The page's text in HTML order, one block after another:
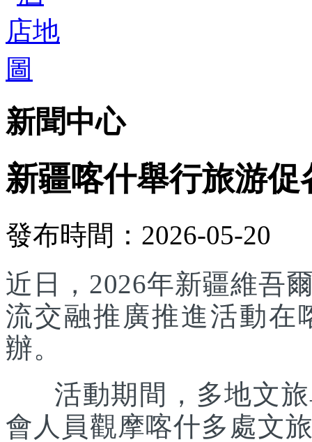
新聞中心
新疆喀什舉行旅游
發布時間：2026-05-20
近日，2026年新疆維吾
流交融推廣推進活動在
辦。
活動期間，多地文旅
會人員觀摩喀什多處文